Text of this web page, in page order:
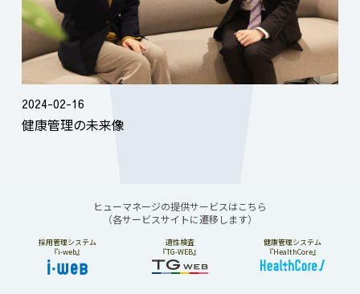
2024-02-16
健康管理の未来像
ヒューマネージの提供サービスはこちら
（各サービスサイトに遷移します）
採用管理システム
『i-web』
適性検査
『TG-WEB』
健康管理システム
『HealthCore』